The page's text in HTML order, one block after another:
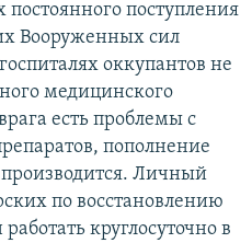
постоянного поступления
Вооруженных сил
оккупантов не
медицинского
есть проблемы с
пополнение
Личный
по восстановлению
круглосуточно в